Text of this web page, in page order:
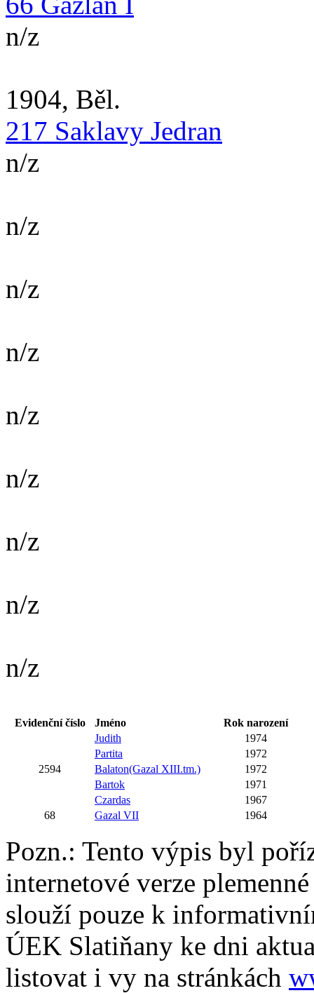
n/z
1904, Běl.
217 Saklavy Jedran
n/z
n/z
n/z
n/z
n/z
n/z
n/z
n/z
n/z
Evidenční číslo Jméno
Rok narození
Judith
1974
Partita
1972
2594
Balaton(Gazal XIII.tm.)
1972
Bartok
1971
Czardas
1967
68
Gazal VII 1964
Pozn.: Tento výpis byl
internetové verze
slouží pouze k
ÚEK Slatiňany ke dni
listovat i vy na stránkách